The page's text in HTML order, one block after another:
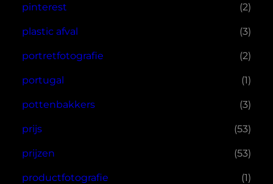
pinterest (2)
plastic afval (3)
portretfotografie (2)
portugal (1)
pottenbakkers (3)
prijs (53)
prijzen (53)
productfotografie (1)